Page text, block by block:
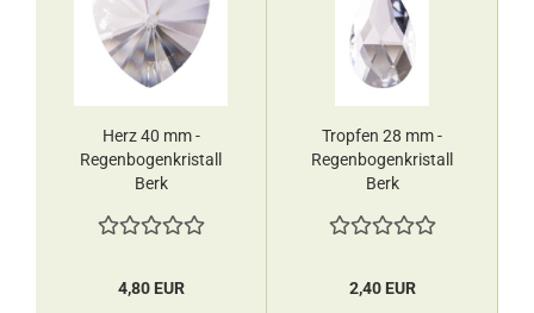
Herz 40 mm -
Regenbogenkristall
Berk
4,80 EUR
Tropfen 28 mm -
Regenbogenkristall
Berk
2,40 EUR